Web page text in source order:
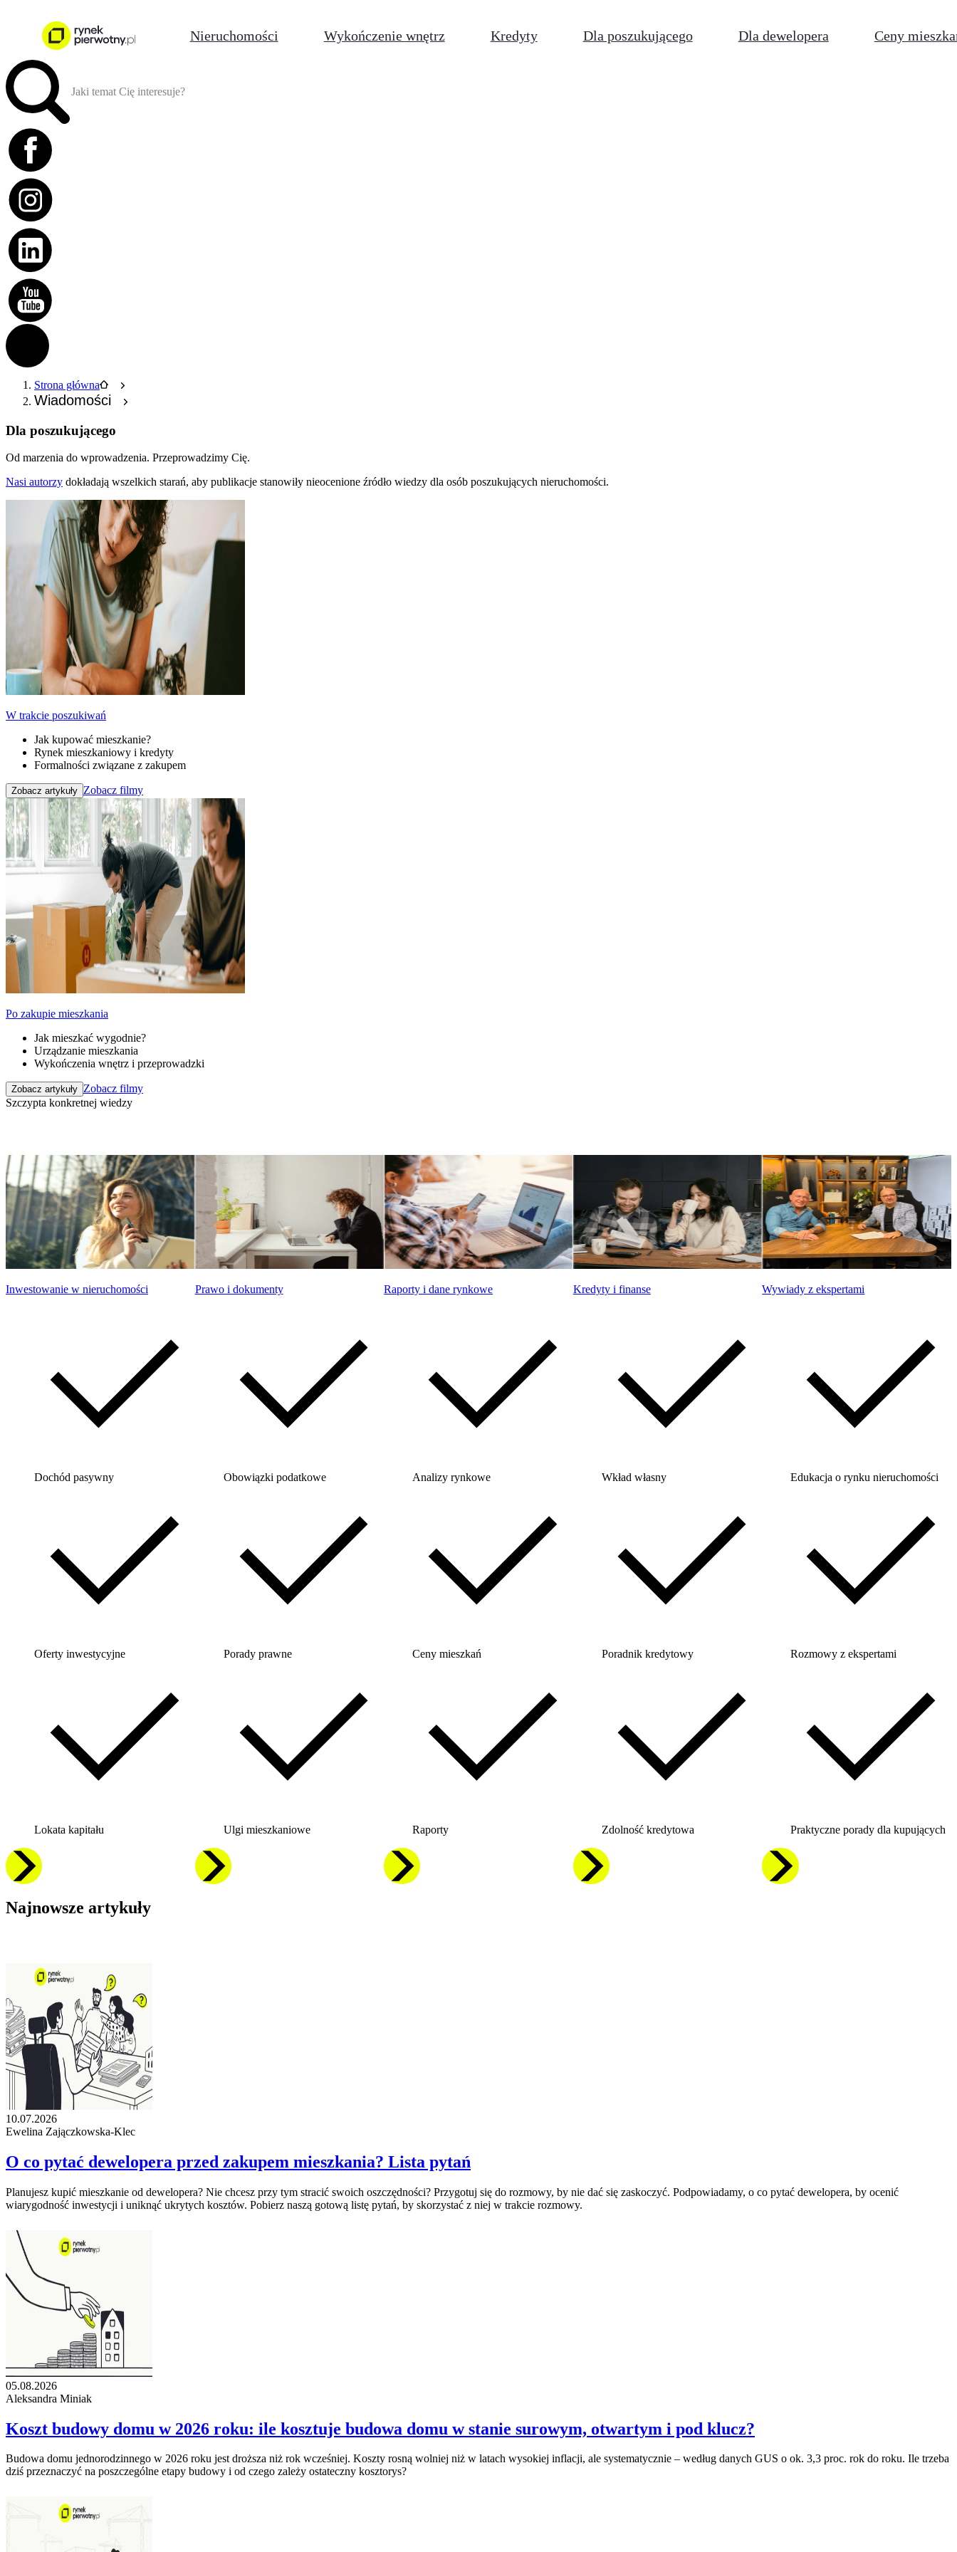
Nieruchomości Wykończenie wnętrz Kredyty Dla poszukującego Dla dewelopera Ceny
Jaki temat Cię interesuje?
Strona główna
Wiadomości
Dla poszukującego
Od marzenia do wprowadzenia. Przeprowadzimy Cię.
Nasi autorzy dokładają wszelkich starań, aby publikacje stanowiły nieocenione źródło wiedzy dla osób poszukujących nieruchomości.
W trakcie poszukiwań
Jak kupować mieszkanie?
Rynek mieszkaniowy i kredyty
Formalności związane z zakupem
Zobacz artykuły Zobacz filmy
Po zakupie mieszkania
Jak mieszkać wygodnie?
Urządzanie mieszkania
Wykończenia wnętrz i przeprowadzki
Zobacz artykuły Zobacz filmy
Szczypta konkretnej wiedzy
Inwestowanie w nieruchomości
Dochód pasywny
Oferty inwestycyjne
Lokata kapitału
Prawo i dokumenty
Obowiązki podatkowe
Porady prawne
Ulgi mieszkaniowe
Raporty i dane rynkowe
Analizy rynkowe
Ceny mieszkań
Raporty
Kredyty i finanse
Wkład własny
Poradnik kredytowy
Zdolność kredytowa
Wywiady z ekspertami
Edukacja o rynku nieruchomości
Rozmowy z ekspertami
Praktyczne porady dla kupujących
Najnowsze artykuły
10.07.2026
Ewelina Zajączkowska-Klec
O co pytać dewelopera przed zakupem mieszkania? Lista pytań
Planujesz kupić mieszkanie od dewelopera? Nie chcesz przy tym stracić swoich oszczędności? Przygotuj się do rozmowy, by nie dać się zaskoczyć. Podpowiadamy, o co pytać dewelopera, by ocenić
wiarygodność inwestycji i uniknąć ukrytych kosztów. Pobierz naszą gotową listę pytań, by skorzystać z niej w trakcie rozmowy.
05.08.2026
Aleksandra Miniak
Koszt budowy domu w 2026 roku: ile kosztuje budowa domu w stanie surowym, otwartym i pod klucz?
Budowa domu jednorodzinnego w 2026 roku jest droższa niż rok wcześniej. Koszty rosną wolniej niż w latach wysokiej inflacji, ale systematycznie – według danych GUS o ok. 3,3 proc. rok do roku. Ile trzeba
dziś przeznaczyć na poszczególne etapy budowy i od czego zależy ostateczny kosztorys?